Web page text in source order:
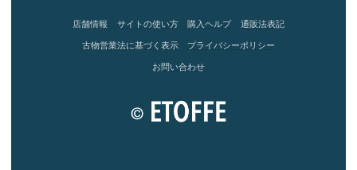
店舗情報 サイトの使い方 購入ヘルプ 通販法表記
古物営業法に基づく表示 プライバシーポリシー
お問い合わせ